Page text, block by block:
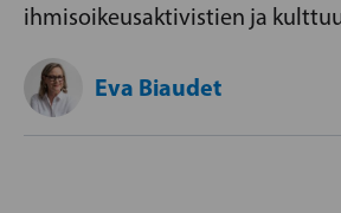
ihmisoikeusaktivistien ja
Eva Biaudet